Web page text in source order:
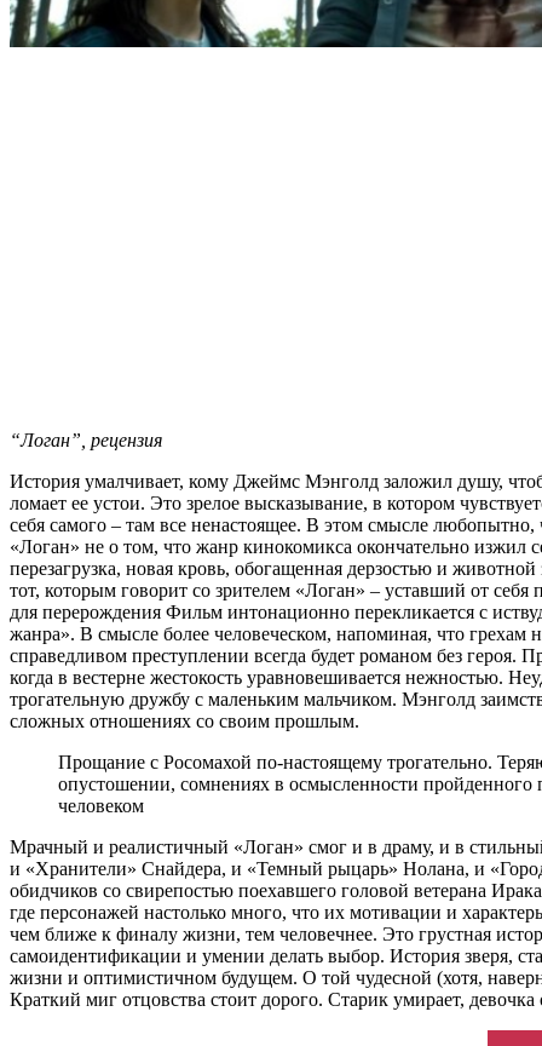
“Логан”, рецензия
История умалчивает, кому Джеймс Мэнголд заложил душу,
ломает ее устои. Это зрелое высказывание, в котором
себя самого – там все ненастоящее. В этом смысле
«Логан» не о том, что жанр кинокомикса окончательно изжил
перезагрузка, новая кровь, обогащенная дерзостью и
тот, которым говорит со зрителем «Логан» – уставший от
для перерождения Фильм интонационно перекликается с
жанра». В смысле более человеческом, напоминая, что грехам
справедливом преступлении всегда будет романом без
когда в вестерне жестокость уравновешивается нежностью.
трогательную дружбу с маленьким мальчиком. Мэнголд
сложных отношениях со своим прошлым.
Прощание с Росомахой по-настоящему трогательно.
опустошении, сомнениях в осмысленности пройденного
человеком
Мрачный и реалистичный «Логан» смог и в драму, и в
и «Хранители» Снайдера, и «Темный рыцарь» Нолана, и
обидчиков со свирепостью поехавшего головой ветерана
где персонажей настолько много, что их мотивации и
чем ближе к финалу жизни, тем человечнее. Это грустная
самоидентификации и умении делать выбор. История зверя,
жизни и оптимистичном будущем. О той чудесной (хотя,
Краткий миг отцовства стоит дорого. Старик умирает,